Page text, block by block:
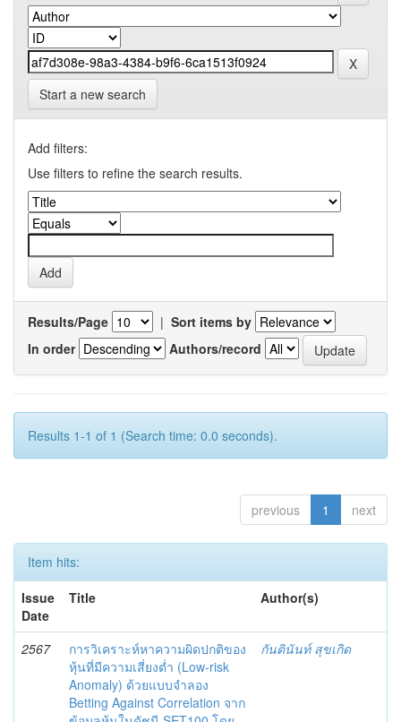
Start a new search
Add filters:
Use filters to refine the search results.
Results/Page | Sort items by
In order
Authors/record
Results 1-1 of 1 (Search time: 0.0 seconds).
previous 1 next
Item hits:
Issue
Date
Title Author(s)
2567
การวิเคราะห์หาความผิดปกติของ
หุ้นที่มีความเสี่ยงต่ำ (Low-risk
Anomaly) ด้วยแบบจำลอง
Betting Against Correlation จาก
กันตินันท์ สุขเกิด